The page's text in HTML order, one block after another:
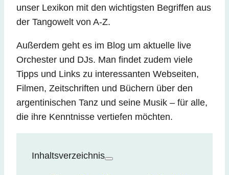
unser Lexikon mit den wichtigsten Begriffen aus
der Tangowelt von A-Z.
Außerdem geht es im Blog um aktuelle live
Orchester und DJs. Man findet zudem viele
Tipps und Links zu interessanten Webseiten,
Filmen, Zeitschriften und Büchern über den
argentinischen Tanz und seine Musik – für alle,
die ihre Kenntnisse vertiefen möchten.
Inhaltsverzeichnis